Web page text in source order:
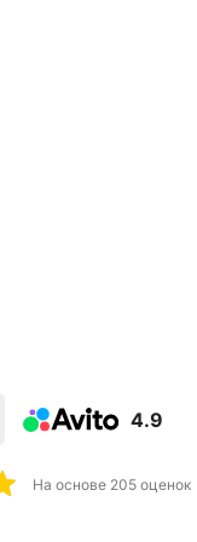
4.9
На основе 205 оценок